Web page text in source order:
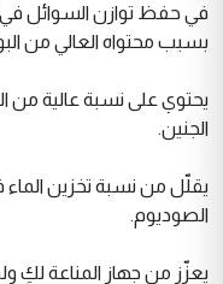
في حفظ توازن السوائل
بسبب محتواه العالي من
يحتوي على نسبة عالية من
الجنين.
يقلّل من نسبة تخزين
الصوديوم.
يعزّز من جهاز المناعة لكِ